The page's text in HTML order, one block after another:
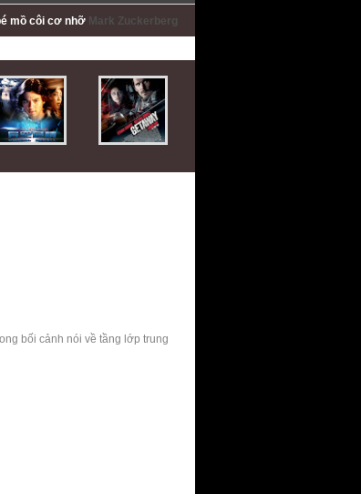
mồ côi cơ nhỡ Mark Zuckerberg
bối cảnh nói về tầng lớp trung